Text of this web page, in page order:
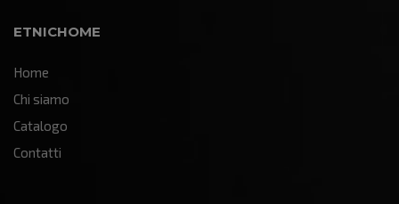
ETNICHOME
Home
Chi siamo
Catalogo
Contatti